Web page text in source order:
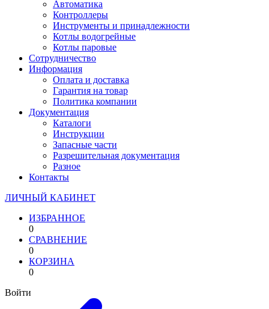
Автоматика
Контроллеры
Инструменты и принадлежности
Котлы водогрейные
Котлы паровые
Сотрудничество
Информация
Оплата и доставка
Гарантия на товар
Политика компании
Документация
Каталоги
Инструкции
Запасные части
Разрешительная документация
Разное
Контакты
ЛИЧНЫЙ КАБИНЕТ
ИЗБРАННОЕ
0
СРАВНЕНИЕ
0
КОРЗИНА
0
Войти